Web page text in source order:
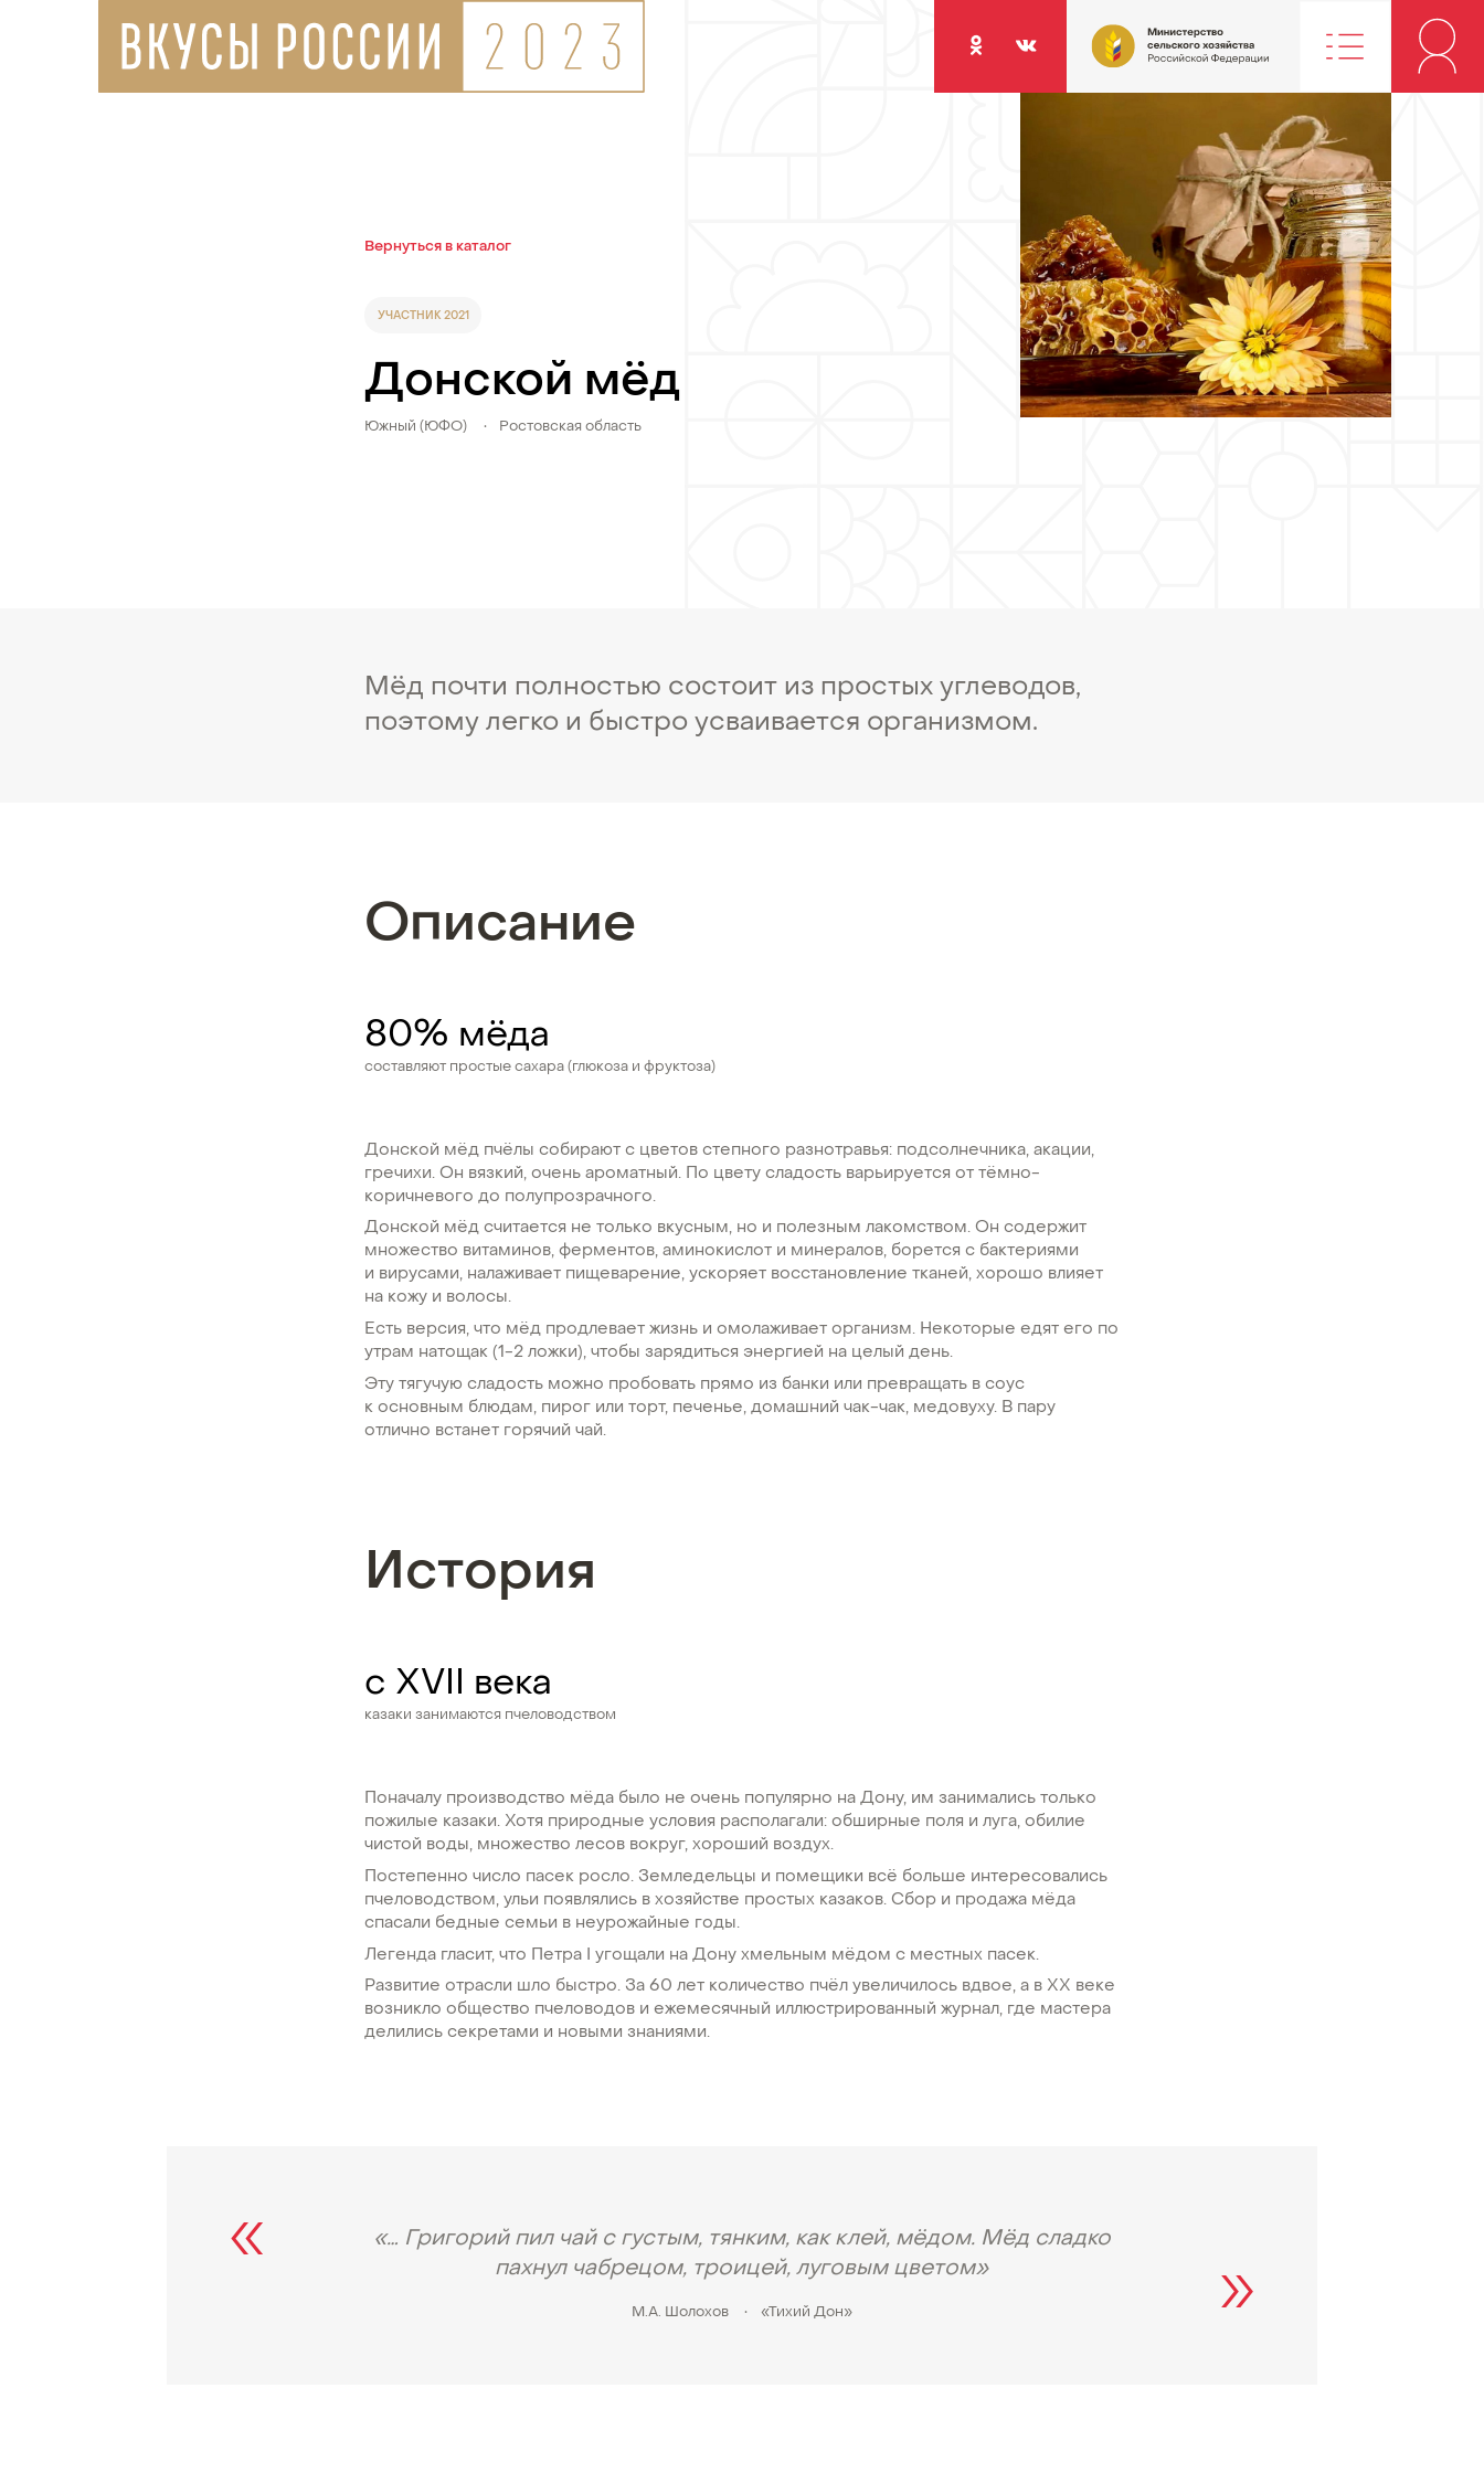
Министерство
сельского
хозяйства
Одноклассники
Вконтакте
Вернуться в каталог
УЧАСТНИК 2021
Донской мёд
Южный (ЮФО) • Ростовская область
Мёд почти полностью состоит из простых углеводов,
поэтому легко и быстро усваивается организмом.
Описание
80% мёда
составляют простые сахара (глюкоза и фруктоза)
Донской мёд пчёлы собирают с цветов степного разнотравья: подсолнечника, акации,
гречихи. Он вязкий, очень ароматный. По цвету сладость варьируется от тёмно-
коричневого до полупрозрачного.
Донской мёд считается не только вкусным, но и полезным лакомством. Он содержит
множество витаминов, ферментов, аминокислот и минералов, борется с бактериями
и вирусами, налаживает пищеварение, ускоряет восстановление тканей, хорошо влияет
на кожу и волосы.
Есть версия, что мёд продлевает жизнь и омолаживает организм. Некоторые едят его по
утрам натощак (1-2 ложки), чтобы зарядиться энергией на целый день.
Эту тягучую сладость можно пробовать прямо из банки или превращать в соус
к основным блюдам, пирог или торт, печенье, домашний чак-чак, медовуху. В пару
отлично встанет горячий чай.
История
с XVII века
казаки занимаются пчеловодством
Поначалу производство мёда было не очень популярно на Дону, им занимались только
пожилые казаки. Хотя природные условия располагали: обширные поля и луга, обилие
чистой воды, множество лесов вокруг, хороший воздух.
Постепенно число пасек росло. Земледельцы и помещики всё больше интересовались
пчеловодством, ульи появлялись в хозяйстве простых казаков. Сбор и продажа мёда
спасали бедные семьи в неурожайные годы.
Легенда гласит, что Петра I угощали на Дону хмельным мёдом с местных пасек.
Развитие отрасли шло быстро. За 60 лет количество пчёл увеличилось вдвое, а в ХХ веке
возникло общество пчеловодов и ежемесячный иллюстрированный журнал, где мастера
делились секретами и новыми знаниями.
«… Григорий пил чай с густым, тянким, как клей, мёдом. Мёд сладко
пахнул чабрецом, троицей, луговым цветом»
М.А. Шолохов • «Тихий Дон»